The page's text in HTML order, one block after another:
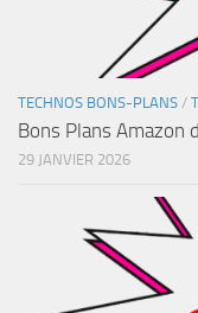
TECHNOS BONS-PLANS /
Bons Plans Amazon
29 JANVIER 2026